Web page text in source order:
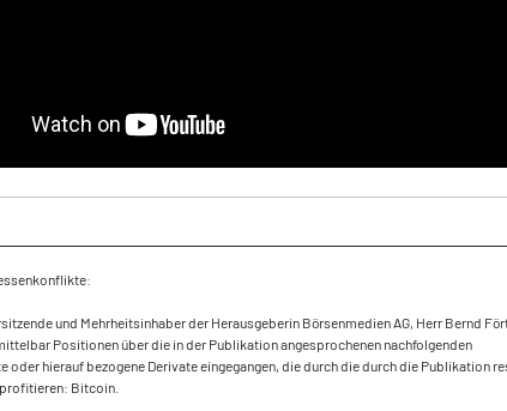
und Mehrheitsinhaber der Herausgeberin Börsenmedien AG, Herr Bernd
Positionen über die in der Publikation angesprochenen nachfolgenden
oder hierauf bezogene Derivate eingegangen, die durch die durch die Publikation
Bitcoin.